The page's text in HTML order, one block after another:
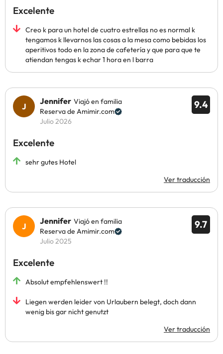
Excelente
Creo k para un hotel de cuatro estrellas no es normal k
tengamos k llevarnos las cosas a la mesa como bebidas los
aperitivos todo en la zona de cafetería y que para que te
atiendan tengas k echar 1 hora en l barra
9.4
Jennifer Viajó en familia
Reserva de Amimir.com
Julio 2026
Excelente
sehr gutes Hotel
Ver traducción
9.7
Jennifer Viajó en familia
Reserva de Amimir.com
Julio 2025
Excelente
Absolut empfehlenswert !!
Liegen werden leider von Urlaubern belegt, doch dann
wenig bis gar nicht genutzt
Ver traducción